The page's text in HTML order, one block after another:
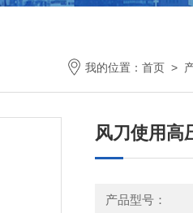
我的位置： 首页 >
风刀使用高
产品型号：